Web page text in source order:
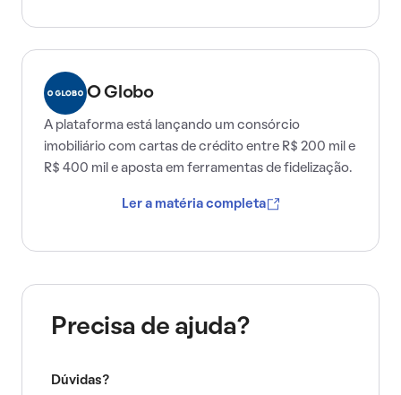
O Globo
A plataforma está lançando um consórcio
imobiliário com cartas de crédito entre R$ 200 mil e
R$ 400 mil e aposta em ferramentas de fidelização.
Ler a matéria completa
Precisa de ajuda?
Dúvidas?